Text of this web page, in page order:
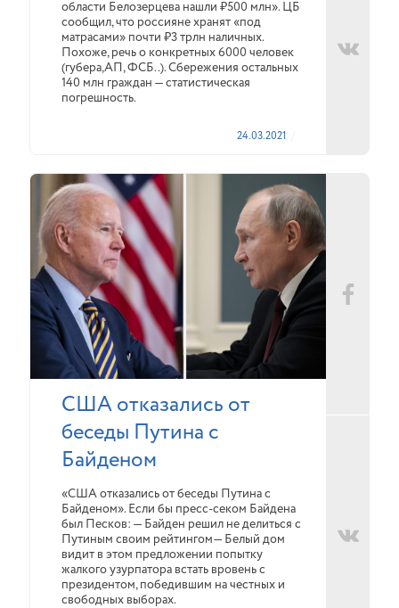
области Белозерцева нашли ₽500 млн». ЦБ
сообщил, что россияне хранят «под
матрасами» почти ₽3 трлн наличных.
Похоже, речь о конкретных 6000 человек
(губера,АП, ФСБ..). Сбережения остальных
140 млн граждан — статистическая
погрешность.
24.03.2021
США отказались от
беседы Путина с
Байденом
«США отказались от беседы Путина с
Байденом». Если бы пресс-секом Байдена
был Песков: — Байден решил не делиться с
Путиным своим рейтингом— Белый дом
видит в этом предложении попытку
жалкого узурпатора встать вровень с
президентом, победившим на честных и
свободных выборах.